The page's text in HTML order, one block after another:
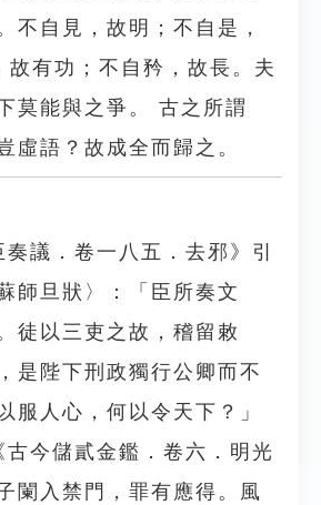
不自見，故明；不自是，
故有功；不自矜，故長。夫
莫能與之爭。 古之所謂
虛語？故成全而歸之。
議．卷一八五．去邪》引
師旦狀〉：「臣所奏文
徒以三吏之故，稽留敕
是陛下刑政獨行公卿而不
服人心，何以令天下？」
今儲貳金鑑．卷六．明光
闌入禁門，罪有應得。風